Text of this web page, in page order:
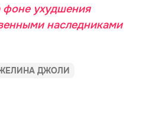
фоне ухудшения
наследниками
ДЖОЛИ